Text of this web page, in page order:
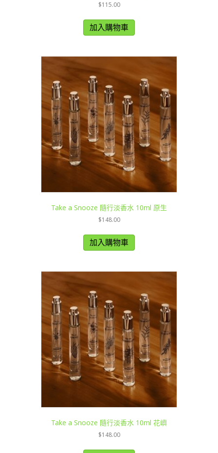
$115.00
加入購物車
Take a Snooze 隨行淡香水 10ml 原生
$148.00
加入購物車
Take a Snooze 隨行淡香水 10ml 花嶼
$148.00